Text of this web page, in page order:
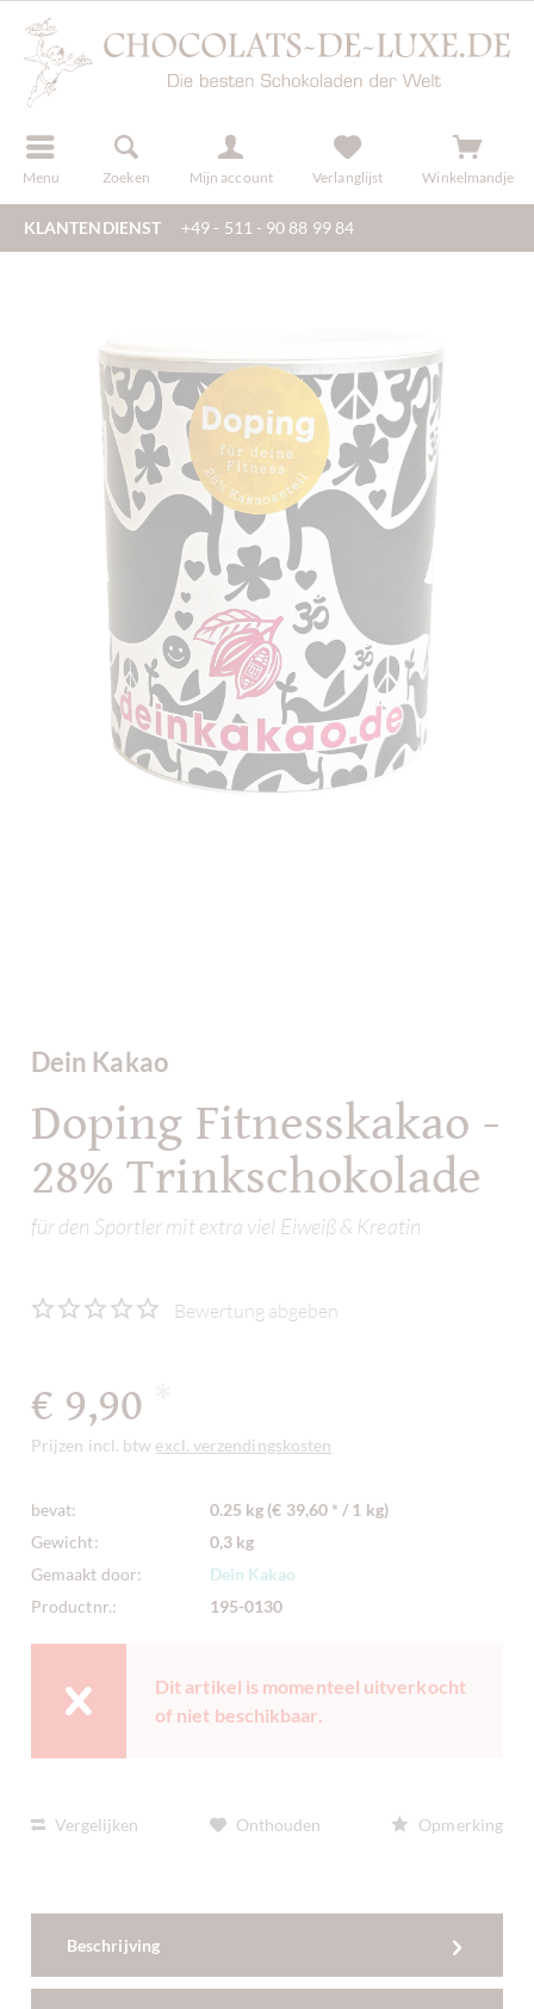
Menu Zoeken Mijn account
registreren Verlanglijst Winkelmandje
KLANTENDIENST +49 - 511 - 90 88 99 84
Dein Kakao
Doping Fitnesskakao -
28% Trinkschokolade
für den Sportler mit extra viel Eiweiß & Kreatin
Bewertung abgeben
€ 9,90
Prijzen incl. btw excl. verzendingskosten
bevat:
0.25 kg (€ 39,60 * / 1 kg)
Gewicht:
0,3 kg
Gemaakt door:
Dein Kakao
Productnr.:
195-0130
Dit artikel is momenteel uitverkocht
of niet beschikbaar.
Vergelijken Onthouden Opmerking
Beschrijving